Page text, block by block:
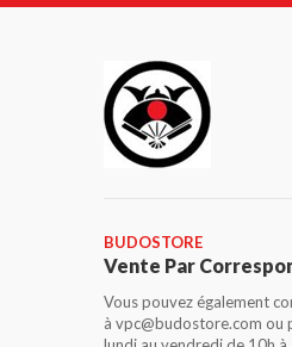
BUDOSTORE
Vente Par
Vous pouvez également
à vpc@budostore.com ou